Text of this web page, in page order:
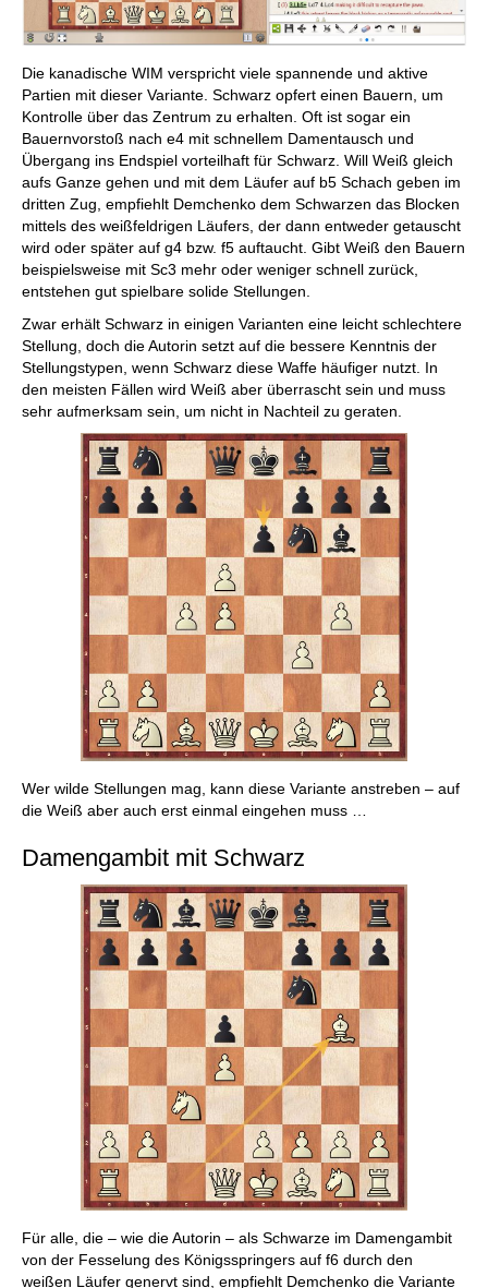
Die kanadische WIM verspricht viele spannende und aktive
Partien mit dieser Variante. Schwarz opfert einen Bauern, um
Kontrolle über das Zentrum zu erhalten. Oft ist sogar ein
Bauernvorstoß nach e4 mit schnellem Damentausch und
Übergang ins Endspiel vorteilhaft für Schwarz. Will Weiß gleich
aufs Ganze gehen und mit dem Läufer auf b5 Schach geben im
dritten Zug, empfiehlt Demchenko dem Schwarzen das Blocken
mittels des weißfeldrigen Läufers, der dann entweder getauscht
wird oder später auf g4 bzw. f5 auftaucht. Gibt Weiß den Bauern
beispielsweise mit Sc3 mehr oder weniger schnell zurück,
entstehen gut spielbare solide Stellungen.
Zwar erhält Schwarz in einigen Varianten eine leicht schlechtere
Stellung, doch die Autorin setzt auf die bessere Kenntnis der
Stellungstypen, wenn Schwarz diese Waffe häufiger nutzt. In
den meisten Fällen wird Weiß aber überrascht sein und muss
sehr aufmerksam sein, um nicht in Nachteil zu geraten.
Wer wilde Stellungen mag, kann diese Variante anstreben – auf
die Weiß aber auch erst einmal eingehen muss …
Damengambit mit Schwarz
Für alle, die – wie die Autorin – als Schwarze im Damengambit
von der Fesselung des Königsspringers auf f6 durch den
weißen Läufer genervt sind, empfiehlt Demchenko die Variante